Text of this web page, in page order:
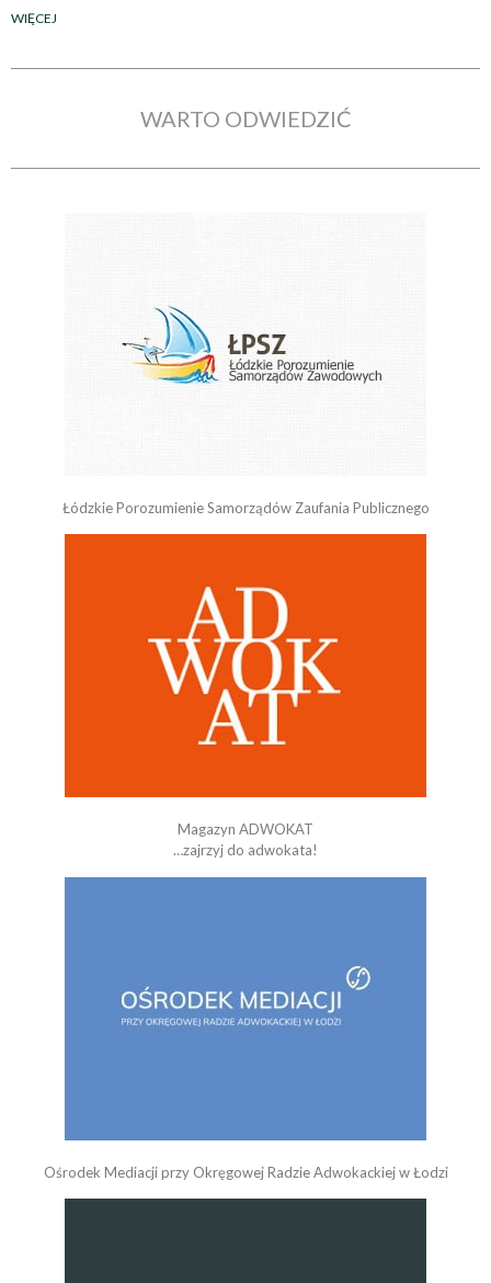
WIĘCEJ
WARTO ODWIEDZIĆ
Łódzkie Porozumienie Samorządów Zaufania Publicznego
Magazyn ADWOKAT
…zajrzyj do adwokata!
Ośrodek Mediacji przy Okręgowej Radzie Adwokackiej w Łodzi